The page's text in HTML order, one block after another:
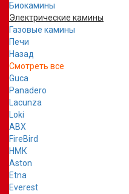
Биокамины
Электрические камины
Газовые камины
Печи
Назад
Смотреть все
Guca
Panadero
Lacunza
Loki
ABX
FireBird
НМК
Aston
Etna
Everest